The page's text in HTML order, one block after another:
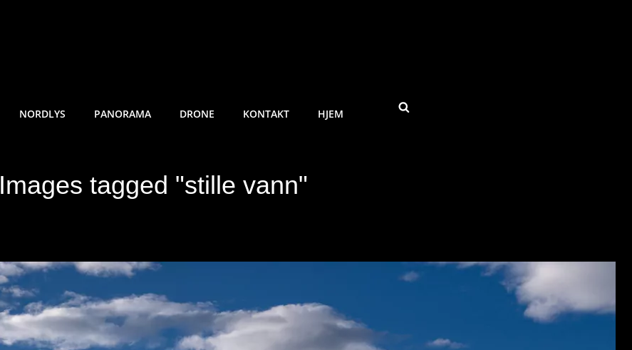
NORDLYS PANORAMA DRONE KONTAKT HJEM
Images tagged "stille vann"